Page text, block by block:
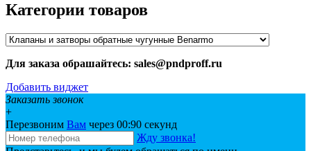
Категории товаров
Для заказа обрашайтесь: sales@pndproff.ru
Добавить виджет
Заказать звонок
+
Перезвоним Вам через 00:90 секунд
Жду звонка!